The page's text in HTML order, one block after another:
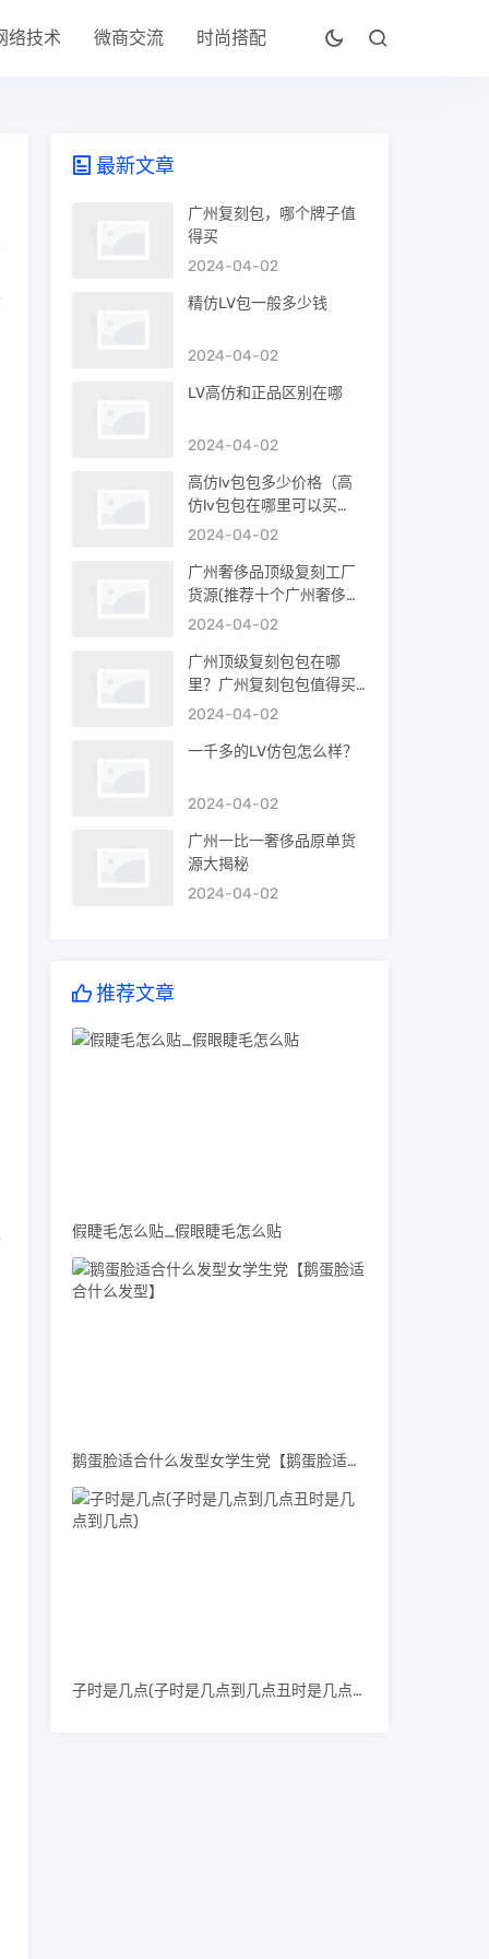
络技术 微商交流 时尚搭配
最新文章
广州复刻包，哪个牌子值
得买
2024-04-02
精仿LV包一般多少钱
2024-04-02
LV高仿和正品区别在哪
2024-04-02
高仿lv包包多少价格（高
仿lv包包在哪里可以买
到）
2024-04-02
广州奢侈品顶级复刻工厂
货源(推荐十个广州奢侈品
购买渠道)
2024-04-02
广州顶级复刻包包在哪
里？广州复刻包包值得买
吗？
2024-04-02
一千多的LV仿包怎么样？
2024-04-02
广州一比一奢侈品原单货
源大揭秘
2024-04-02
推荐文章
假睫毛怎么贴_假眼睫毛怎么贴
鹅蛋脸适合什么发型女学生党【鹅蛋脸适合什么发型】
子时是几点(子时是几点到几点丑时是几点到几点)